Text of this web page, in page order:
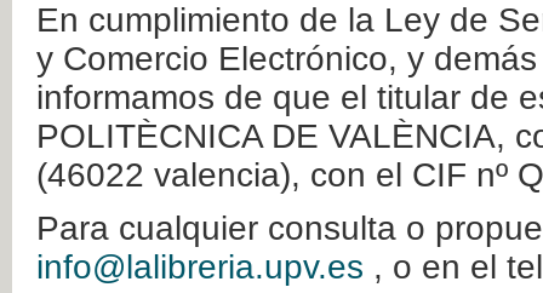
En cumplimiento de la Ley de
y Comercio Electrónico, y
informamos de que el titular de
POLITÈCNICA DE VALÈNCIA,
(46022 valencia), con el CIF nº
Para cualquier consulta o
info@lalibreria.upv.es , o en el